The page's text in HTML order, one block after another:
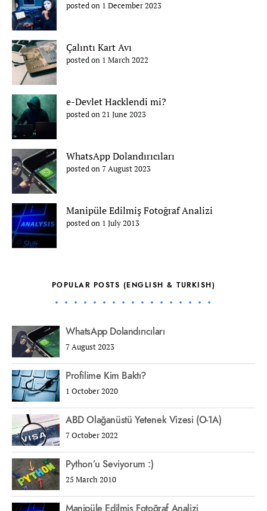
posted on 1 December 2023
Çalıntı Kart Avı
posted on 1 March 2022
e-Devlet Hacklendi mi?
posted on 21 June 2023
WhatsApp Dolandırıcıları
posted on 7 August 2023
Manipüle Edilmiş Fotoğraf Analizi
posted on 1 July 2013
POPULAR POSTS (ENGLISH & TURKISH)
WhatsApp Dolandırıcıları
7 August 2023
Profilime Kim Baktı?
1 October 2020
ABD Olağanüstü Yetenek Vizesi (O-1A)
7 October 2022
Python’u Seviyorum :)
25 March 2010